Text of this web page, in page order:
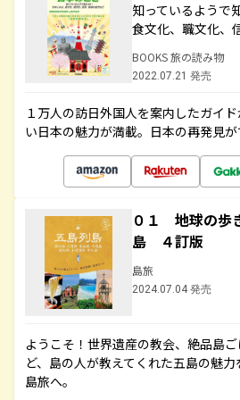
知っているようで
食文化、職文化、
BOOKS 旅の読み物
2022.07.21 発売
１万人の訪日外国人を案内したガイ
い日本の魅力が満載。日本の再発見が
０１ 地球の
島 ４訂版
島旅
2024.07.04 発売
ようこそ！世界遺産の教会、絶品島
ど、島の人が教えてくれた五島の魅力
島旅へ。